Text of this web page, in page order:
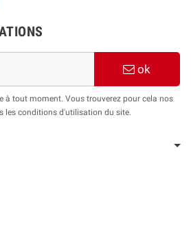
ok
à tout moment. Vous trouverez pour cela nos
les conditions d'utilisation du site.